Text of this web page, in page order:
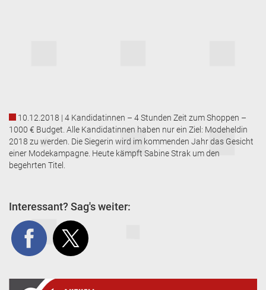
10.12.2018 | 4 Kandidatinnen – 4 Stunden Zeit zum Shoppen –
1000 € Budget. Alle Kandidatinnen haben nur ein Ziel: Modeheldin
2018 zu werden. Die Siegerin wird im kommenden Jahr das Gesicht
einer Modekampagne. Heute kämpft Sabine Strak um den
begehrten Titel.
Interessant? Sag's weiter: